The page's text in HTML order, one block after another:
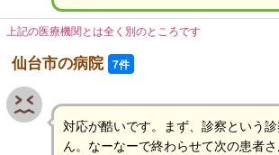
上記の医療機関とは全く別のところです
仙台市の病院 7件
対応が酷いです。まず、診察という
ん。なーなーで終わらせて次の患者